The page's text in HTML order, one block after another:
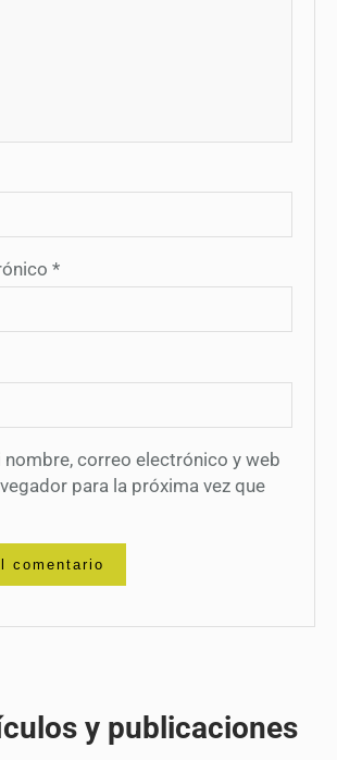
*
nombre, correo electrónico y web
para la próxima vez que
y publicaciones